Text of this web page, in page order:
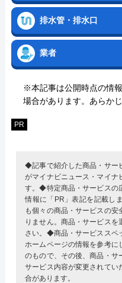
排水管・排水口
業者
※本記事は公開時点の情
場合があります。あらか
PR
◆記事で紹介した商品・サー
がマイナビニュース・マイナ
す。◆特定商品・サービスの
情報に「PR」表記を記載し
も個々の商品・サービスの
りません。商品・サービス
さい。◆商品・サービススペ
ホームページの情報を参考
のもので、その後、商品・サ
サービス内容が変更されてい
合があります。